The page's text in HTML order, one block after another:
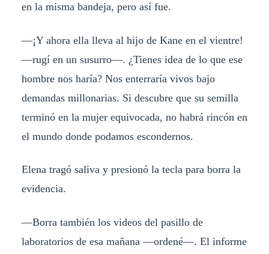
en la misma bandeja, pero así fue.
—¡Y ahora ella lleva al hijo de Kane en el vientre!
—rugí en un susurro—. ¿Tienes idea de lo que ese
hombre nos haría? Nos enterraría vivos bajo
demandas millonarias. Si descubre que su semilla
terminó en la mujer equivocada, no habrá rincón en
el mundo donde podamos escondernos.
Elena tragó saliva y presionó la tecla para borra la
evidencia.
—Borra también los videos del pasillo de
laboratorios de esa mañana —ordené—. El informe